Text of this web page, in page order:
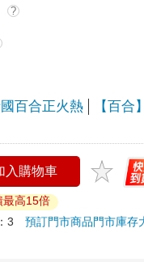
?
百合正火熱 【百合
入購物車
高15倍
：3預訂門市商品門市庫存